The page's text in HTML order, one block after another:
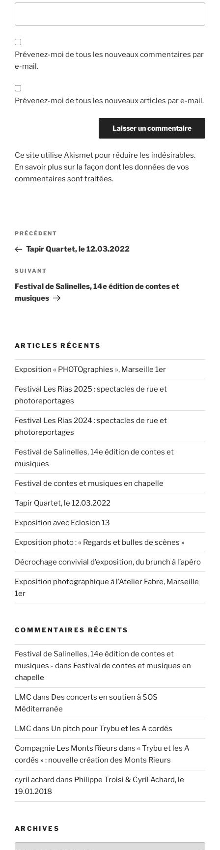
Prévenez-moi de tous les nouveaux commentaires par
e-mail.
Prévenez-moi de tous les nouveaux articles par e-mail.
Ce site utilise Akismet pour réduire les indésirables.
En savoir plus sur la façon dont les données de vos
commentaires sont traitées.
Navigation
l’article
Article
précédent
PRÉCÉDENT
Tapir Quartet, le 12.03.2022
Article
suivant
SUIVANT
Festival de Salinelles, 14e édition de contes et
musiques
ARTICLES RÉCENTS
Exposition « PHOTOgraphies », Marseille 1er
Festival Les Rias 2025 : spectacles de rue et
photoreportages
Festival Les Rias 2024 : spectacles de rue et
photoreportages
Festival de Salinelles, 14e édition de contes et
musiques
Festival de contes et musiques en chapelle
Tapir Quartet, le 12.03.2022
Exposition avec Eclosion 13
Exposition photo : « Regards et bulles de scènes »
Décrochage convivial d’exposition, du brunch à l’apéro
Exposition photographique à l’Atelier Fabre, Marseille
1er
COMMENTAIRES RÉCENTS
Festival de Salinelles, 14e édition de contes et
musiques - dans Festival de contes et musiques en
chapelle
LMC dans Des concerts en soutien à SOS
Méditerranée
LMC dans Un pitch pour Trybu et les A cordés
Compagnie Les Monts Rieurs dans « Trybu et les A
cordés » : nouvelle création des Monts Rieurs
cyril achard dans Philippe Troisi & Cyril Achard, le
19.01.2018
ARCHIVES